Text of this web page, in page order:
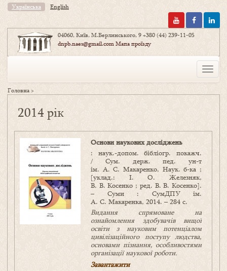
Українська English
04060, Київ, М.Берлинського, 9+380 (44) 239-11-05
dnpb.naes@gmail.comМапа проїзду
Toggle
Головна >
2014 рік
Основи наукових досліджень
: наук.-допом. бібліогр. покажч.
/ Сум. держ. пед. ун-т
ім. А. С. Макаренко, Наук. б-ка ;
[уклад.: І. О. Железняк,
В. В. Косенко ; ред. В. В. Косенко].
– Суми : СумДПУ ім.
А. С. Макаренка, 2014. – 284 с.
Видання спрямоване на
ознайомлення здобувачів вищої
освіти з науковим потенціалом
цивілізаційного поступу людства,
основами пізнання, особливостями
організації наукової роботи.
Завантажити